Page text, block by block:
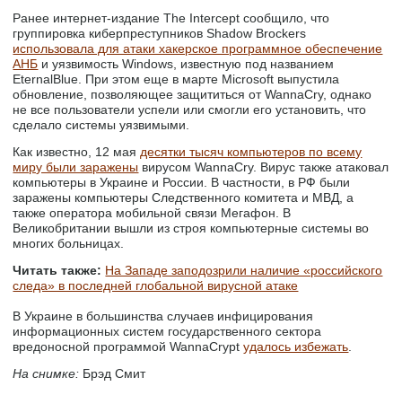
Ранее интернет-издание The Intercept сообщило, что
группировка киберпреступников Shadow Brockers
использовала для атаки хакерское программное обеспечение
АНБ и уязвимость Windows, известную под названием
EternalBlue. При этом еще в марте Microsoft выпустила
обновление, позволяющее защититься от WannaCry, однако
не все пользователи успели или смогли его установить, что
сделало системы уязвимыми.
Как известно, 12 маядесятки тысяч компьютеров по всему
миру были заражены вирусом WannaCry. Вирус также атаковал
компьютеры в Украине и России. В частности, в РФ были
заражены компьютеры Следственного комитета и МВД, а
также оператора мобильной связи Мегафон. В
Великобритании вышли из строя компьютерные системы во
многих больницах.
Читать также: На Западе заподозрили наличие «российского
следа» в последней глобальной вирусной атаке
В Украине в большинства случаев инфицирования
информационных систем государственного сектора
вредоносной программой WannaCryptудалось избежать.
На снимке: Брэд Смит